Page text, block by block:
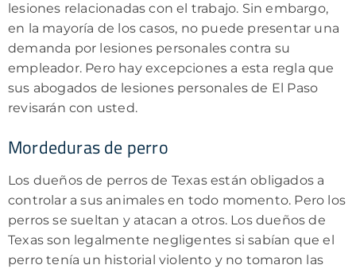
lesiones relacionadas con el trabajo. Sin embargo,
en la mayoría de los casos, no puede presentar una
demanda por lesiones personales contra su
empleador. Pero hay excepciones a esta regla que
sus abogados de lesiones personales de El Paso
revisarán con usted.
Mordeduras de perro
Los dueños de perros de Texas están obligados a
controlar a sus animales en todo momento. Pero los
perros se sueltan y atacan a otros. Los dueños de
Texas son legalmente negligentes si sabían que el
perro tenía un historial violento y no tomaron las